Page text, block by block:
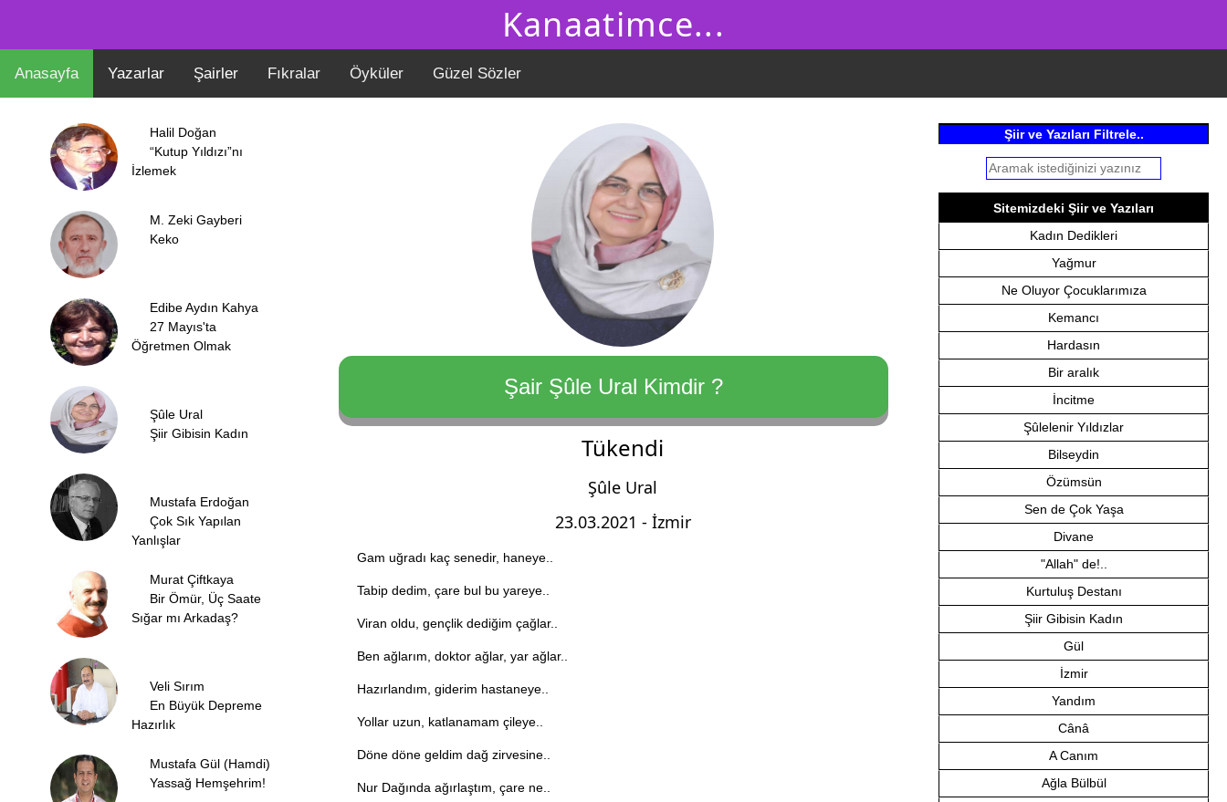
Kanaatimce...
Anasayfa Yazarlar Şairler Fıkralar Öyküler Güzel Sözler
Halil Doğan
“Kutup Yıldızı”nı
İzlemek
M. Zeki Gayberi
Keko
Edibe Aydın Kahya
27 Mayıs'ta
Öğretmen Olmak
Şûle Ural
Şiir Gibisin Kadın
Mustafa Erdoğan
Çok Sık Yapılan
Yanlışlar
Murat Çiftkaya
Bir Ömür, Üç Saate
Sığar mı Arkadaş?
Veli Sırım
En Büyük Depreme
Hazırlık
Mustafa Gül (Hamdi)
Yassağ Hemşehrim!
Şair Şûle Ural Kimdir ?
Tükendi
Şûle Ural
23.03.2021 - İzmir
Gam uğradı kaç senedir, haneye..
Tabip dedim, çare bul bu yareye..
Viran oldu, gençlik dediğim çağlar..
Ben ağlarım, doktor ağlar, yar ağlar..
Hazırlandım, giderim hastaneye..
Yollar uzun, katlanamam çileye..
Döne döne geldim dağ zirvesine..
Nur Dağında ağırlaştım, çare ne..
Şiir ve Yazıları Filtrele..
Sitemizdeki Şiir ve Yazıları
Kadın Dedikleri
Yağmur
Ne Oluyor Çocuklarımıza
Kemancı
Hardasın
Bir aralık
İncitme
Şûlelenir Yıldızlar
Bilseydin
Özümsün
Sen de Çok Yaşa
Divane
"Allah" de!..
Kurtuluş Destanı
Şiir Gibisin Kadın
Gül
İzmir
Yandım
Cânâ
A Canım
Ağla Bülbül